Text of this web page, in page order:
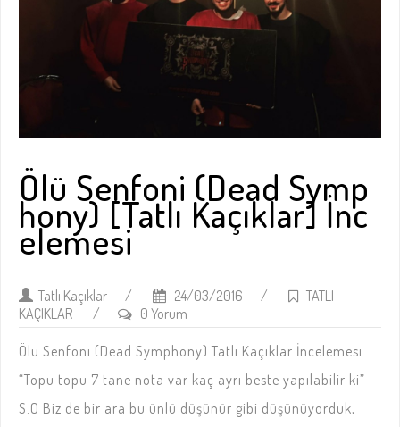
Ölü Senfoni (Dead Symp
hony) [Tatlı Kaçıklar] İnc
elemesi
Tatlı Kaçıklar / 24/03/2016 /
TATLI
KAÇIKLAR
/ 0 Yorum
Ölü Senfoni (Dead Symphony) Tatlı Kaçıklar İncelemesi
“Topu topu 7 tane nota var kaç ayrı beste yapılabilir ki”
S.O Biz de bir ara bu ünlü düşünür gibi düşünüyorduk,